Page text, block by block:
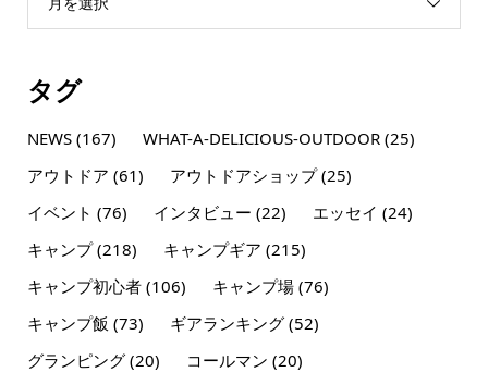
タグ
NEWS(167) WHAT-A-DELICIOUS-OUTDOOR(25)
アウトドア (61) アウトドアショップ(25)
イベント (76) インタビュー (22) エッセイ (24)
キャンプ(218) キャンプギア (215)
キャンプ初心者(106) キャンプ場(76)
キャンプ飯 (73) ギアランキング(52)
グランピング(20) コールマン (20)